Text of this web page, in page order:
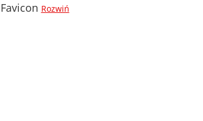
Favicon Rozwiń